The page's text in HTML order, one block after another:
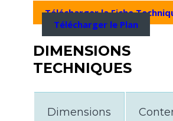
Télécharger la Fiche
Télécharger le Plan
DIMENSIONS
TECHNIQUES
Dimensions